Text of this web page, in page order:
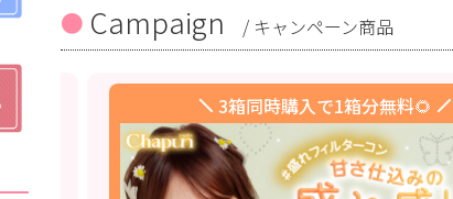
Campaign / キャンペーン商品
3箱同時購入で1箱分無料🌻